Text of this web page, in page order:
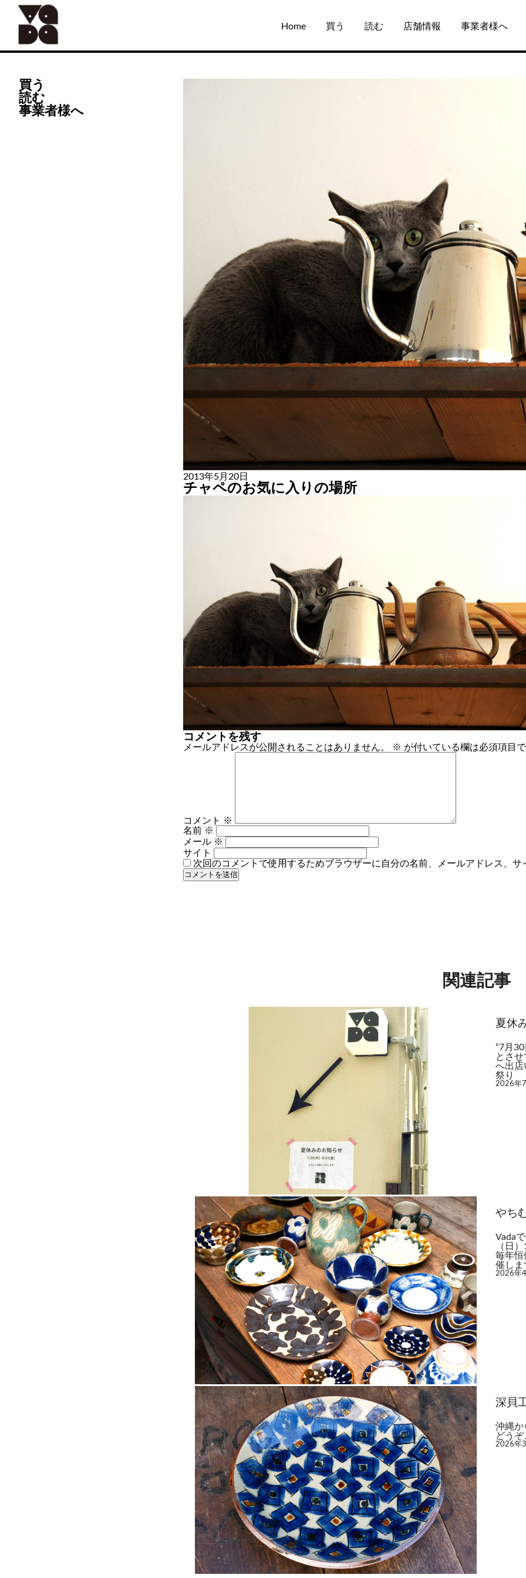
Skip
content
Home 買う
Vadaオリジナル
読む 店舗情報 事業者様へ
買う
ALL
器
手仕事
読む
事業者様へ
2013年5月20日
チャペのお気に入りの場所
コメントを残す
メールアドレスが公開されることはありません。 ※ が付いている欄は必須項目
コメント
※
名前 ※
メール ※
サイト
次回のコメントで使用するためブラウザーに自分の名前、メールアドレス、サ
関連記事
夏休
“7月
とさ
へ出店
祭り
2026年
やち
Vada
（日
毎年恒
催し
2026年
深貝
沖縄か
どう
2026年